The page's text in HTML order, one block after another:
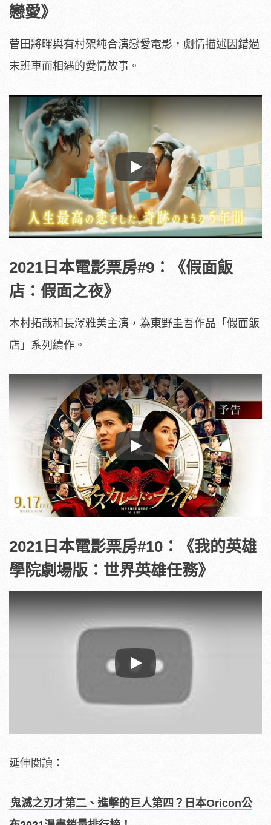
戀愛》
菅田將暉與有村架純合演戀愛電影，劇情描述因錯過
末班車而相遇的愛情故事。
Play
2021日本電影票房#9：《假面飯
店：假面之夜》
木村拓哉和長澤雅美主演，為東野圭吾作品「假面飯
店」系列續作。
Play
2021日本電影票房#10：《我的英雄
學院劇場版：世界英雄任務》
Play
延伸閱讀：
鬼滅之刃才第二、進擊的巨人第四？日本Oricon公